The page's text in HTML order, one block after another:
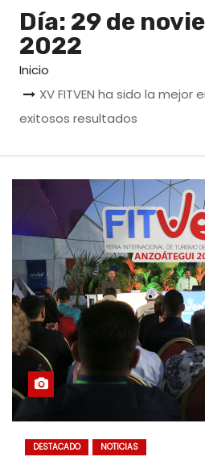
Día: 29 de
2022
Inicio
XV FITVEN ha sido la mejor
exitosos resultados
DESTACADO NOTICIAS